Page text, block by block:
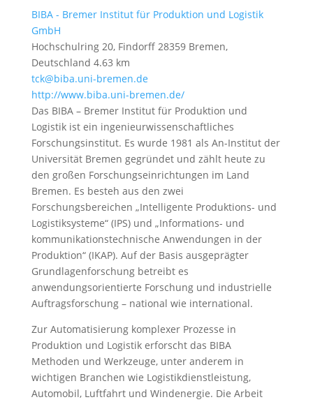
BIBA - Bremer Institut für Produktion und Logistik
GmbH
Hochschulring 20, Findorff 28359 Bremen,
Deutschland 4.63 km
tck@biba.uni-bremen.de
http://www.biba.uni-bremen.de/
Das BIBA – Bremer Institut für Produktion und
Logistik ist ein ingenieurwissenschaftliches
Forschungsinstitut. Es wurde 1981 als An-Institut der
Universität Bremen gegründet und zählt heute zu
den großen Forschungseinrichtungen im Land
Bremen. Es besteh aus den zwei
Forschungsbereichen „Intelligente Produktions- und
Logistiksysteme“ (IPS) und „Informations- und
kommunikationstechnische Anwendungen in der
Produktion“ (IKAP). Auf der Basis ausgeprägter
Grundlagenforschung betreibt es
anwendungsorientierte Forschung und industrielle
Auftragsforschung – national wie international.
Zur Automatisierung komplexer Prozesse in
Produktion und Logistik erforscht das BIBA
Methoden und Werkzeuge, unter anderem in
wichtigen Branchen wie Logistikdienstleistung,
Automobil, Luftfahrt und Windenergie. Die Arbeit